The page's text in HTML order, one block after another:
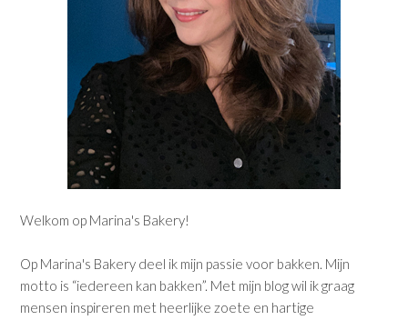
Welkom op Marina's Bakery!
Op Marina's Bakery deel ik mijn passie voor bakken. Mijn
motto is “iedereen kan bakken”. Met mijn blog wil ik graag
mensen inspireren met heerlijke zoete en hartige